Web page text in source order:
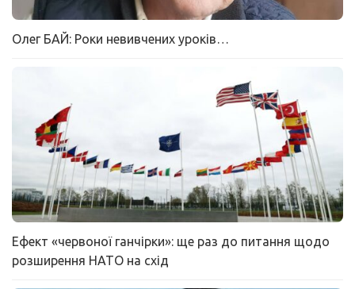
Олег БАЙ: Роки невивчених уроків…
Ефект «червоної ганчірки»: ще раз до питання щодо
розширення НАТО на схід